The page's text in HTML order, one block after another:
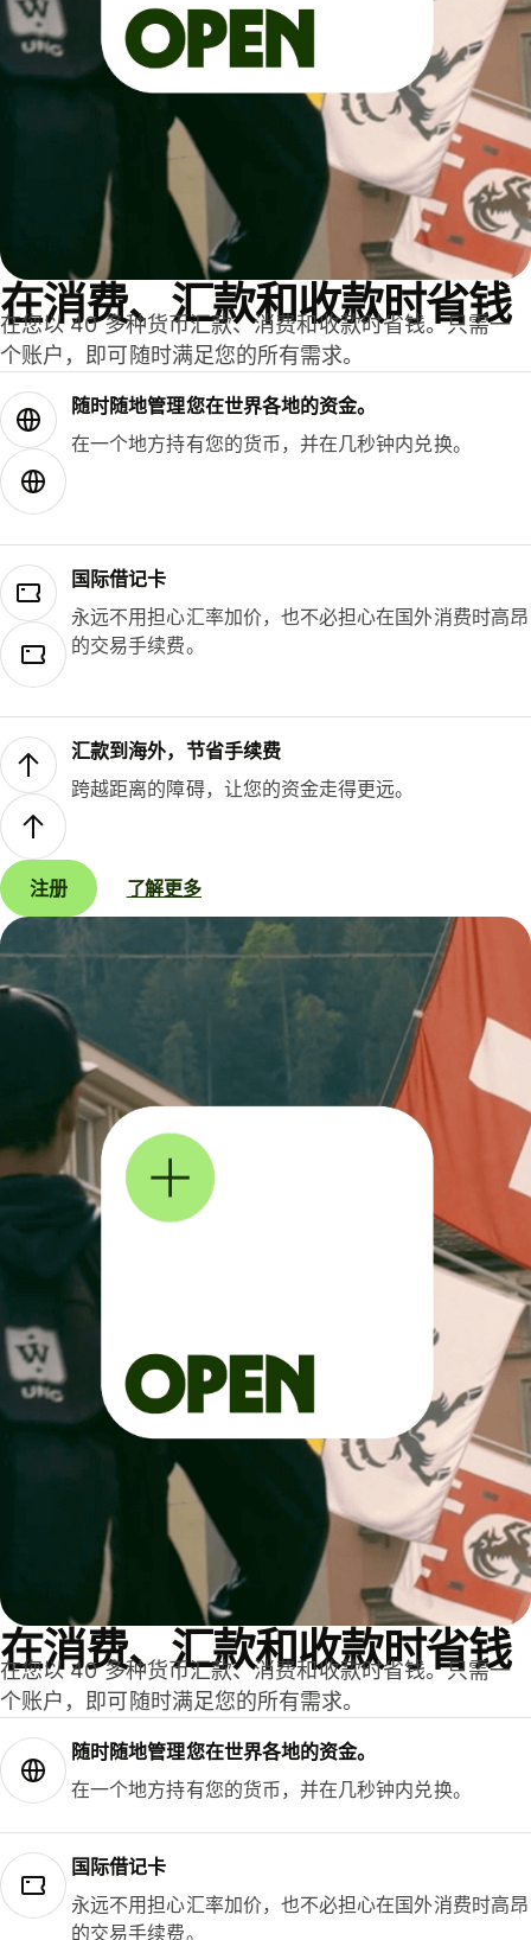
在消费、汇款和收款时省钱
在您以 40 多种货币汇款、消费和收款时省钱。只需一
个账户，即可随时满足您的所有需求。
随时随地管理您在世界各地的资金。
在一个地方持有您的货币，并在几秒钟内兑换。
国际借记卡
永远不用担心汇率加价，也不必担心在国外消费时高昂
的交易手续费。
汇款到海外，节省手续费
跨越距离的障碍，让您的资金走得更远。
注册 了解更多
在消费、汇款和收款时省钱
在您以 40 多种货币汇款、消费和收款时省钱。只需一
个账户，即可随时满足您的所有需求。
随时随地管理您在世界各地的资金。
在一个地方持有您的货币，并在几秒钟内兑换。
国际借记卡
永远不用担心汇率加价，也不必担心在国外消费时高昂
的交易手续费。